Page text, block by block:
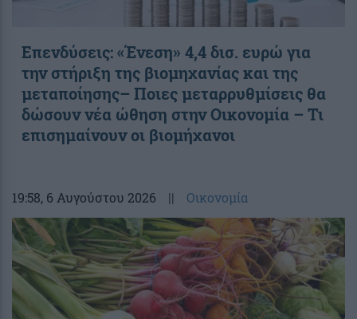
Επενδύσεις: «Ένεση» 4,4 δισ. ευρώ για
την στήριξη της βιομηχανίας και της
μεταποίησης– Ποιες μεταρρυθμίσεις θα
δώσουν νέα ώθηση στην Οικονομία – Τι
επισημαίνουν οι βιομήχανοι
19:58, 6 Αυγούστου 2026 || Οικονομία